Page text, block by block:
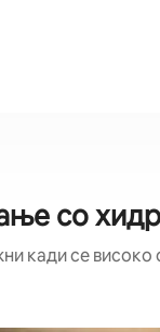
со
кади се високо